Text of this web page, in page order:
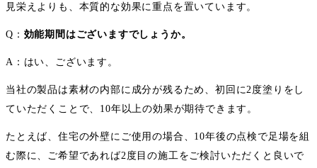
見栄えよりも、本質的な効果に重点を置いています。
Q： 効能期間はございますでしょうか。
A：はい、ございます。
当社の製品は素材の内部に成分が残るため、初回に2度塗りをし
ていただくことで、10年以上の効果が期待できます。
たとえば、住宅の外壁にご使用の場合、10年後の点検で足場を組
む際に、ご希望であれば2度目の施工をご検討いただくと良いで